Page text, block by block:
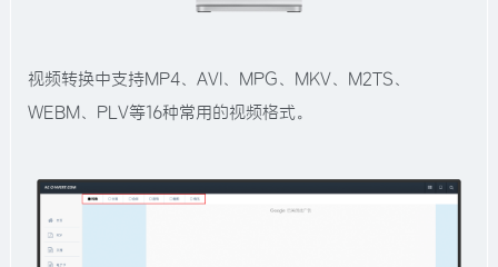
视频转换中支持MP4、AVI、MPG、MKV、M2TS、
WEBM、PLV等16种常用的视频格式。